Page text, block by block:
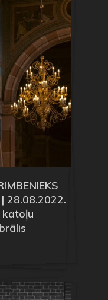
28.08.2022.
katoļu